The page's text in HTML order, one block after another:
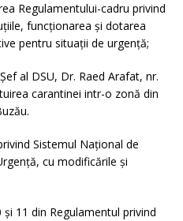
Regulamentului-cadru privind
funcţionarea şi dotarea
pentru situaţii de urgenţă;
al DSU, Dr. Raed Arafat, nr.
carantinei intr-o zonă din
Sistemul Naţional de
cu modificările și
11 din Regulamentul privind